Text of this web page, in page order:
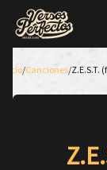
Inicio/Canciones/Z.E.S.T.